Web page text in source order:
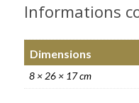
Informations
Dimensions
8 × 26 × 17 cm